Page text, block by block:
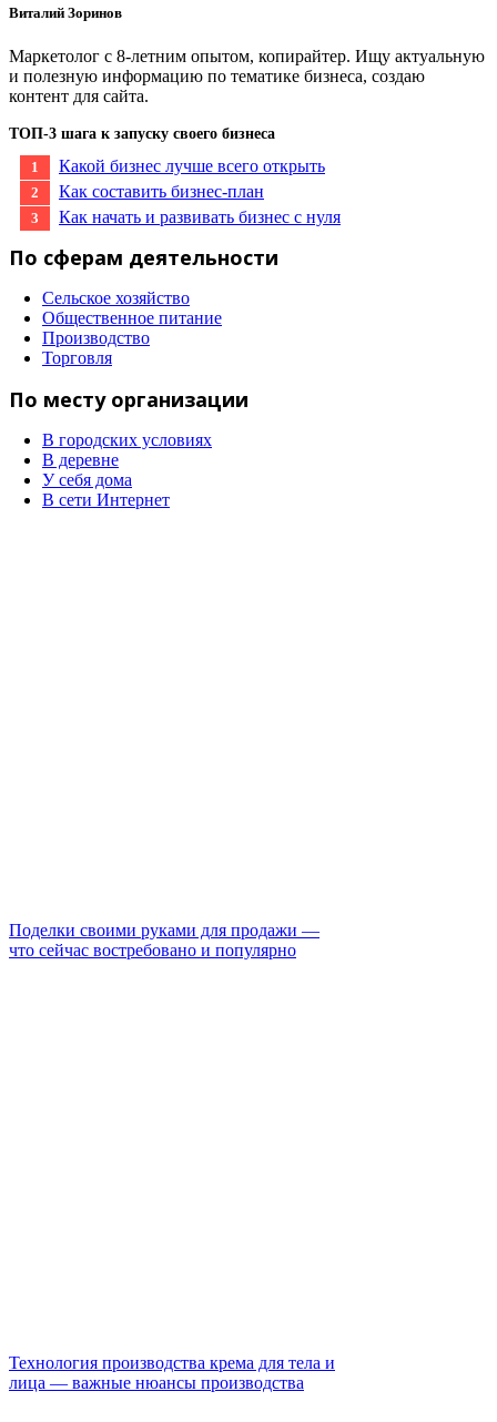
Виталий Зоринов
Маркетолог с 8-летним опытом, копирайтер. Ищу актуальную
и полезную информацию по тематике бизнеса, создаю
контент для сайта.
ТОП-3 шага к запуску своего бизнеса
Какой бизнес лучше всего открыть
Как составить бизнес-план
Как начать и развивать бизнес с нуля
По сферам деятельности
Сельское хозяйство
Общественное питание
Производство
Торговля
По месту организации
В городских условиях
В деревне
У себя дома
В сети Интернет
Поделки своими руками для продажи —
что сейчас востребовано и популярно
Технология производства крема для тела и
лица — важные нюансы производства